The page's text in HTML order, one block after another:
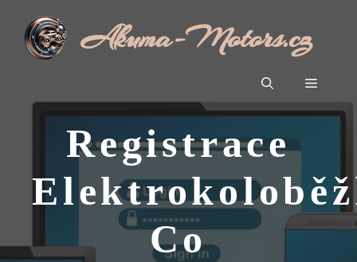
obsah
Akuma-Motors.cz
Menu
Registrace
Co